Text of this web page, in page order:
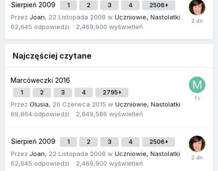
Sierpień 2009 1 2 3 4 2506
Przez Joan, 22 Listopada 2008 w Uczniowie, Nastolatki
62,645 odpowiedzi 2,469,900 wyświetleń
Najczęściej czytane
Marcóweczki 2016
1 2 3 4 2795
Przez Olusia, 20 Czerwca 2015 w Uczniowie, Nastolatki
69,864 odpowiedzi 2,849,586 wyświetleń
Sierpień 2009 1 2 3 4 2506
Przez Joan, 22 Listopada 2008 w Uczniowie, Nastolatki
62,645 odpowiedzi 2,469,900 wyświetleń